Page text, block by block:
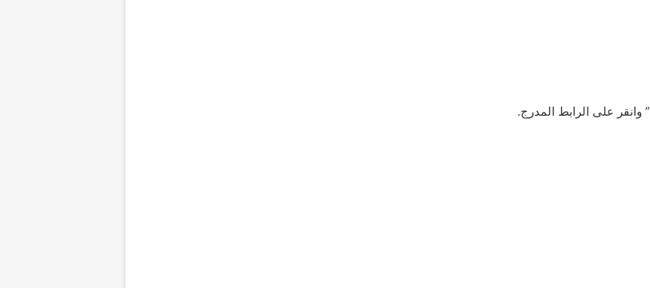
” وانقر على الرابط المدرج.